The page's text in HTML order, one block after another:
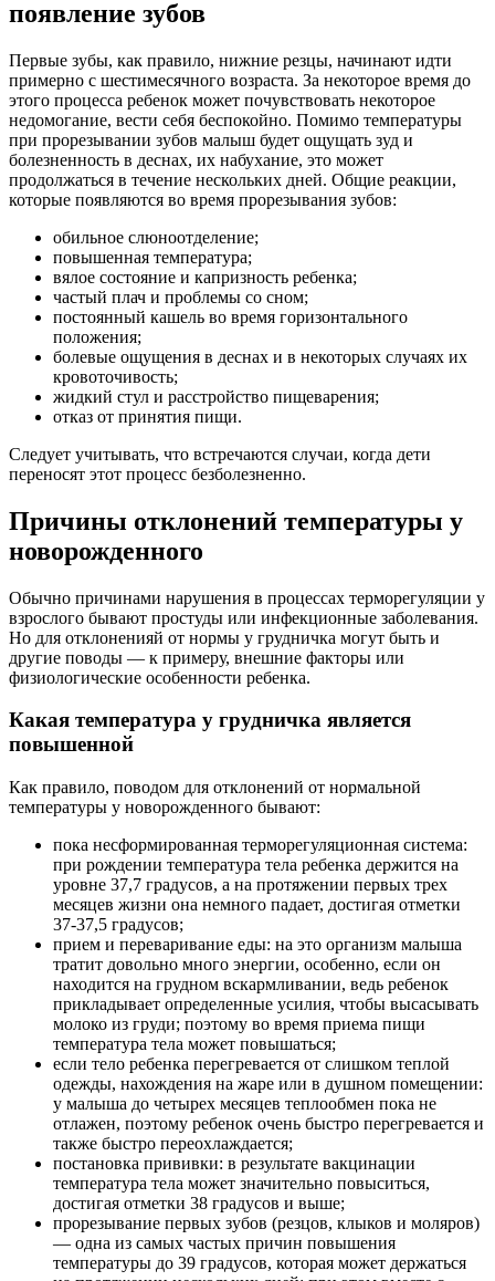
появление зубов
Первые зубы, как правило, нижние резцы, начинают идти
примерно с шестимесячного возраста. За некоторое время до
этого процесса ребенок может почувствовать некоторое
недомогание, вести себя беспокойно. Помимо температуры
при прорезывании зубов малыш будет ощущать зуд и
болезненность в деснах, их набухание, это может
продолжаться в течение нескольких дней. Общие реакции,
которые появляются во время прорезывания зубов:
обильное слюноотделение;
повышенная температура;
вялое состояние и капризность ребенка;
частый плач и проблемы со сном;
постоянный кашель во время горизонтального
положения;
болевые ощущения в деснах и в некоторых случаях их
кровоточивость;
жидкий стул и расстройство пищеварения;
отказ от принятия пищи.
Следует учитывать, что встречаются случаи, когда дети
переносят этот процесс безболезненно.
Причины отклонений температуры у
новорожденного
Обычно причинами нарушения в процессах терморегуляции у
взрослого бывают простуды или инфекционные заболевания.
Но для отклоненияй от нормы у грудничка могут быть и
другие поводы — к примеру, внешние факторы или
физиологические особенности ребенка.
Какая температура у грудничка является
повышенной
Как правило, поводом для отклонений от нормальной
температуры у новорожденного бывают:
пока несформированная терморегуляционная система:
при рождении температура тела ребенка держится на
уровне 37,7 градусов, а на протяжении первых трех
месяцев жизни она немного падает, достигая отметки
37-37,5 градусов;
прием и переваривание еды: на это организм малыша
тратит довольно много энергии, особенно, если он
находится на грудном вскармливании, ведь ребенок
прикладывает определенные усилия, чтобы высасывать
молоко из груди; поэтому во время приема пищи
температура тела может повышаться;
если тело ребенка перегревается от слишком теплой
одежды, нахождения на жаре или в душном помещении:
у малыша до четырех месяцев теплообмен пока не
отлажен, поэтому ребенок очень быстро перегревается и
также быстро переохлаждается;
постановка прививки: в результате вакцинации
температура тела может значительно повыситься,
достигая отметки 38 градусов и выше;
прорезывание первых зубов (резцов, клыков и моляров)
— одна из самых частых причин повышения
температуры до 39 градусов, которая может держаться